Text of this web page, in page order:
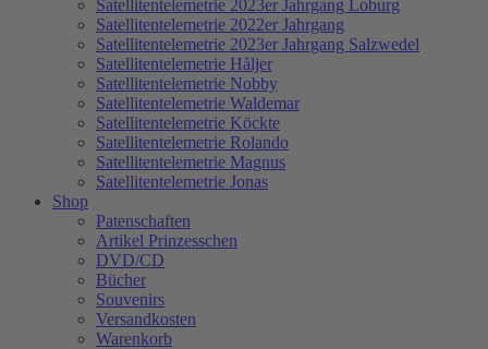
Satellitentelemetrie 2023er Jahrgang Loburg
Satellitentelemetrie 2022er Jahrgang
Satellitentelemetrie 2023er Jahrgang Salzwedel
Satellitentelemetrie Håljer
Satellitentelemetrie Nobby
Satellitentelemetrie Waldemar
Satellitentelemetrie Köckte
Satellitentelemetrie Rolando
Satellitentelemetrie Magnus
Satellitentelemetrie Jonas
Shop
Patenschaften
Artikel Prinzesschen
DVD/CD
Bücher
Souvenirs
Versandkosten
Warenkorb